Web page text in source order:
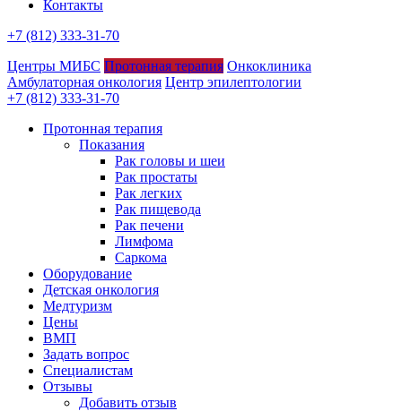
Контакты
+7 (812) 333-31-70
Центры МИБС Протонная терапия Онкоклиника
Амбулаторная онкология Центр эпилептологии
+7 (812) 333-31-70
Протонная терапия
Показания
Рак головы и шеи
Рак простаты
Рак легких
Рак пищевода
Рак печени
Лимфома
Саркома
Оборудование
Детская онкология
Медтуризм
Цены
ВМП
Задать вопрос
Специалистам
Отзывы
Добавить отзыв